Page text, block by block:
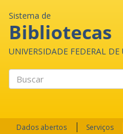
Sistema de
Bibliotecas
UNIVERSIDADE FEDERAL
Dados abertos Serviços